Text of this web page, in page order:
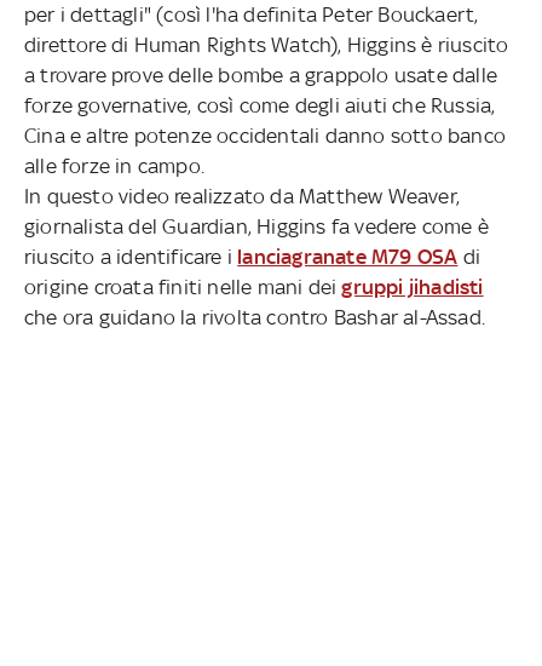
per i dettagli" (così l'ha definita Peter Bouckaert,
direttore di Human Rights Watch), Higgins è riuscito
a trovare prove delle bombe a grappolo usate dalle
forze governative, così come degli aiuti che Russia,
Cina e altre potenze occidentali danno sotto banco
alle forze in campo.
In questo video realizzato da Matthew Weaver,
giornalista del Guardian, Higgins fa vedere come è
riuscito a identificare i lanciagranate M79 OSA di
origine croata finiti nelle mani deigruppi jihadisti
che ora guidano la rivolta contro Bashar al-Assad.